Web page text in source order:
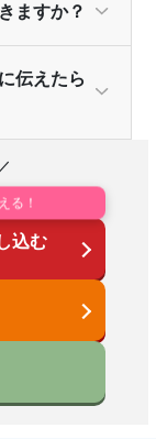
ますか？
る！
込む